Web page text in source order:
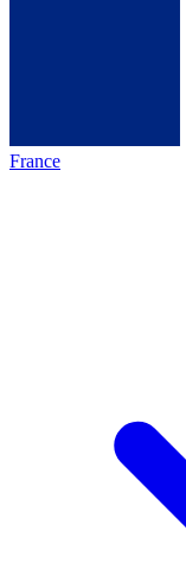
France